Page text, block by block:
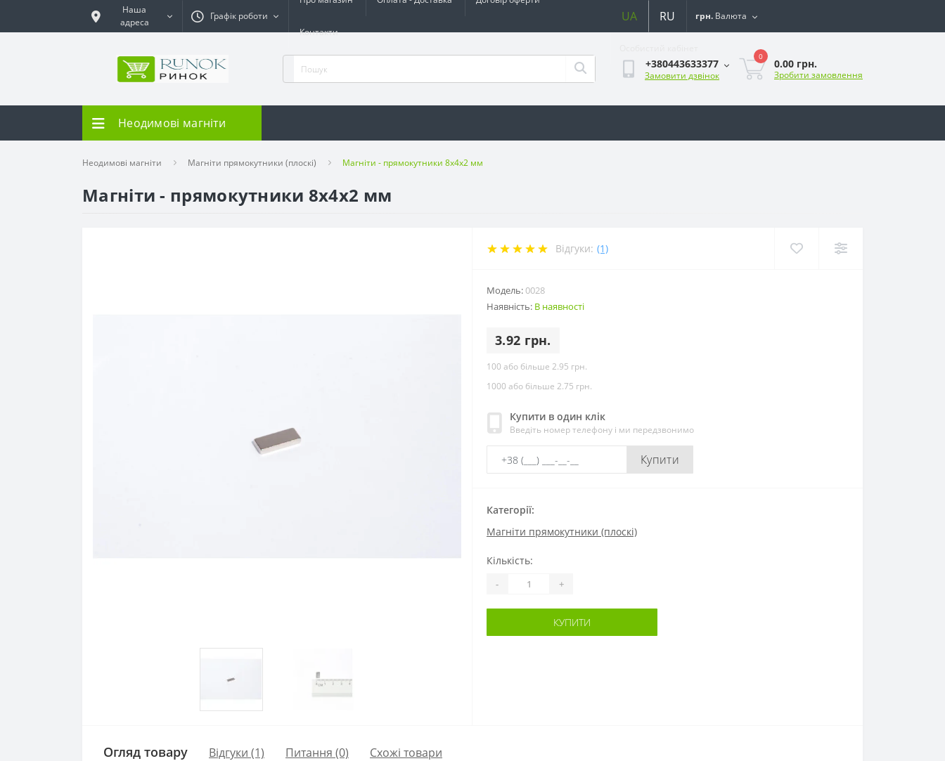
Наша
адреса
Графік роботи
Контакти
UA RU грн. Валюта
+380443633377
Замовити дзвінок
0
0.00 грн.
Зробити замовлення
Неодимові магніти
Неодимові магніти Магніти прямокутники (плоскі) Магніти - прямокутники 8x4x2 мм
Магніти - прямокутники 8x4x2 мм
Відгуки: (1)
Модель:0028
Наявність: В наявності
3.92 грн.
100 або більше 2.95 грн.
1000 або більше 2.75 грн.
Купити в один клік
Введіть номер телефону і ми передзвонимо
Купити
Категорії:
Магніти прямокутники (плоскі)
Кількість:
- +
КУПИТИ
Огляд товару Відгуки (1) Питання (0) Схожі товари